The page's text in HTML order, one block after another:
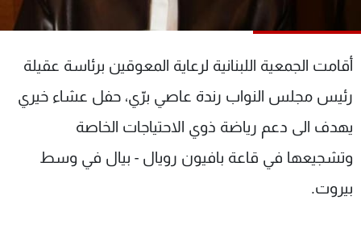
أقامت الجمعية اللبنانية لرعاية المعوقين برئاسة عقيلة
رئيس مجلس النواب رندة عاصي برّي، حفل عشاء خيري
يهدف الى دعم رياضة ذوي الاحتياجات الخاصة
وتشجيعها في قاعة بافيون رويال - بيال في وسط
بيروت.
عن MTV
الإنـتـاج
لاعلاناتكم
وظائف
تواصل معنا
شروط الإسـتخدام
سياسة الخصوصية